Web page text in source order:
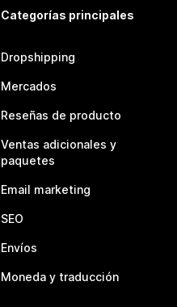
Categorías principales
Dropshipping
Mercados
Reseñas de producto
Ventas adicionales y
paquetes
Email marketing
SEO
Envíos
Moneda y traducción